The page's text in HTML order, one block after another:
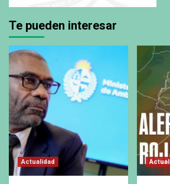
Te pueden interesar
Actualidad